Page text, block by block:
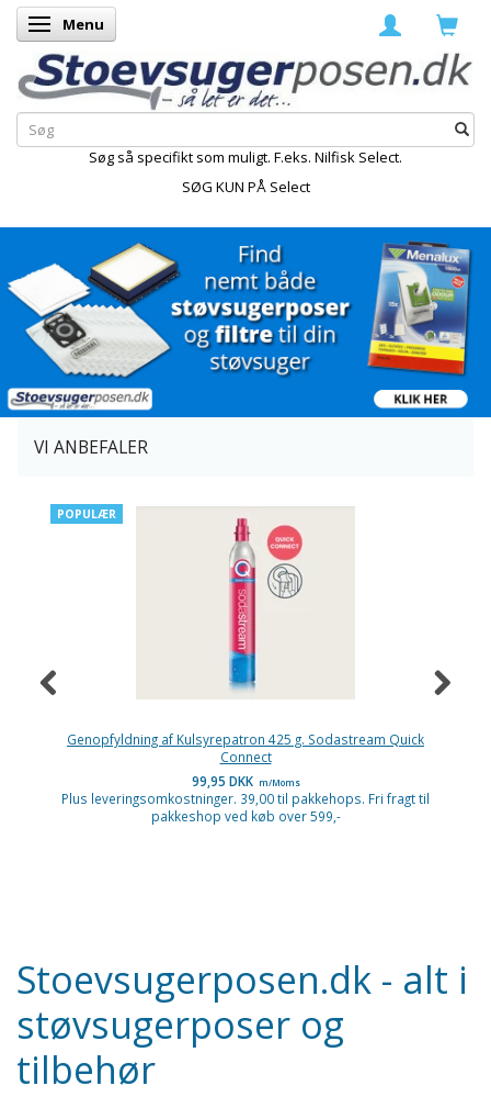
Skifte navigation
Menu
Søg så specifikt som muligt. F.eks. Nilfisk Select.
SØG KUN PÅ Select
VI ANBEFALER
POPULÆR
Genopfyldning af Kulsyrepatron 425 g. Sodastream Quick
Connect
99,95 DKK m/Moms
Plus leveringsomkostninger. 39,00 til pakkehops. Fri fragt til
pakkeshop ved køb over 599,-
Stoevsugerposen.dk - alt i
støvsugerposer og
tilbehør